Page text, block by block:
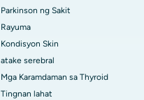
Parkinson ng Sakit
Rayuma
Kondisyon Skin
atake serebral
Mga Karamdaman sa Thyroid
Tingnan lahat